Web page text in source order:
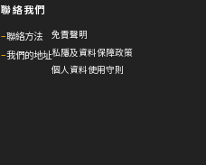
聯絡我們
–聯絡方法
–我們的地址
免責聲明
私隱及資料保障政策
個人資料使用守則